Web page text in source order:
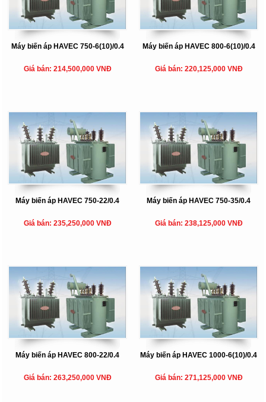
Máy biến áp HAVEC 750-6(10)/0.4
Giá bán: 214,500,000 VNĐ
Máy biến áp HAVEC 800-6(10)/0.4
Giá bán: 220,125,000 VNĐ
Máy biến áp HAVEC 750-22/0.4
Giá bán: 235,250,000 VNĐ
Máy biến áp HAVEC 750-35/0.4
Giá bán: 238,125,000 VNĐ
Máy biến áp HAVEC 800-22/0.4
Giá bán: 263,250,000 VNĐ
Máy biến áp HAVEC 1000-6(10)/0.4
Giá bán: 271,125,000 VNĐ